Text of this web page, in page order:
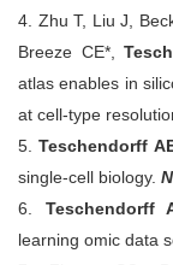
4. Zhu T, Liu J,
Breeze CE*,
atlas enables in
at cell-type
5.Teschendorff
single-cell biology.
6. Teschendorff
learning omic data